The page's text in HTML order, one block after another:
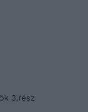
3.rész